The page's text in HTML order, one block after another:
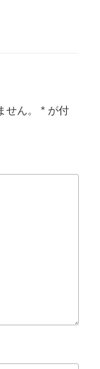
ん。 * が付